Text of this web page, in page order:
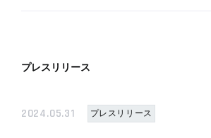
プレスリリース
2024.05.31 プレスリリース